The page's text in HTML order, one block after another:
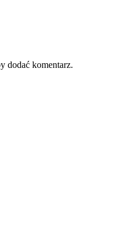
dodać komentarz.